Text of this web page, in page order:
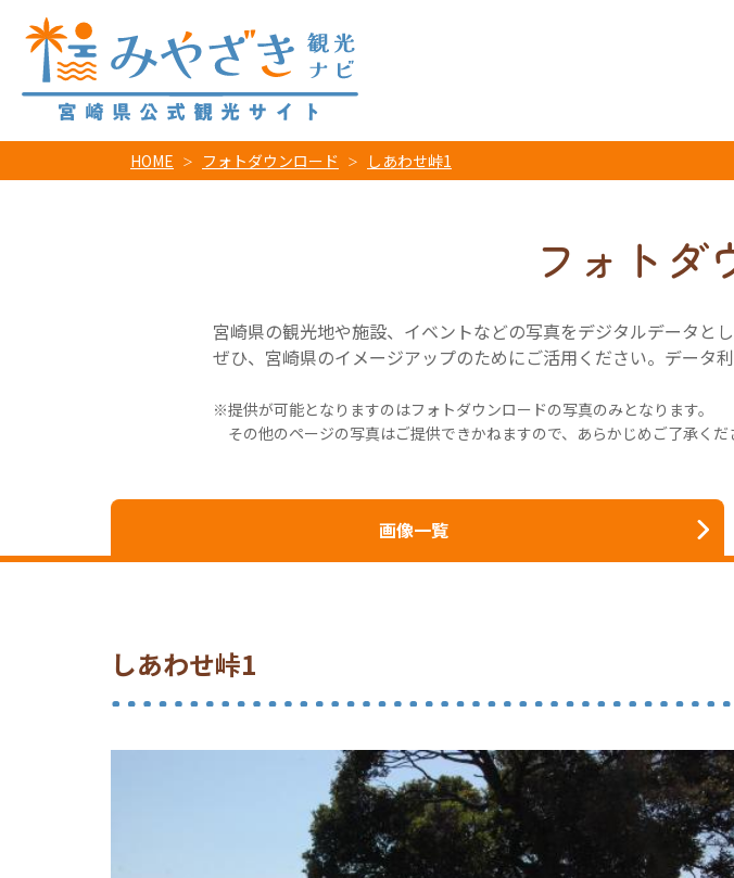
HOME フォトダウンロード しあわせ峠1
フォトダ
宮崎県の観光地や施設、イベントなどの写真をデジタルデータとし
ぜひ、宮崎県のイメージアップのためにご活用ください。データ
提供が可能となりますのはフォトダウンロードの写真のみとなります。
その他のページの写真はご提供できかねますので、あらかじめご了承くだ
画像一覧
しあわせ峠1